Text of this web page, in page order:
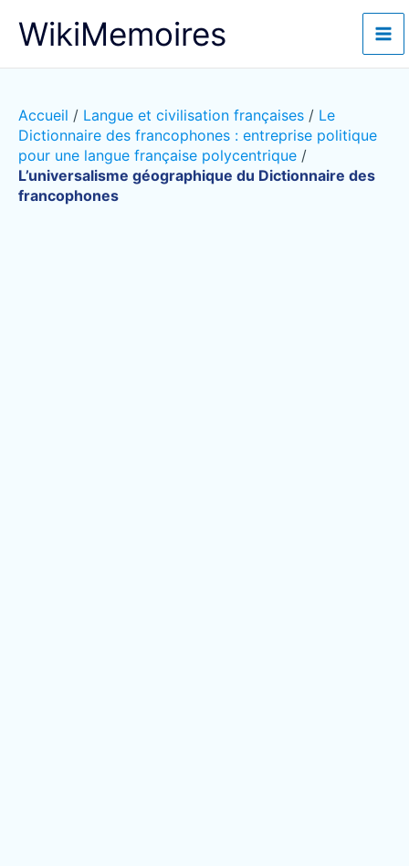
WikiMemoires
Accueil / Langue et civilisation françaises / Le
Dictionnaire des francophones : entreprise politique
pour une langue française polycentrique /
L’universalisme géographique du Dictionnaire des
francophones